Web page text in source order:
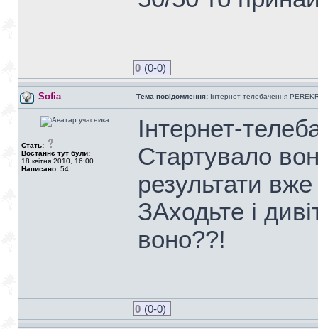
0 (0-0)
Sofia Тема повідомлення: Інтернет-телебачення
Стать:
Востаннє тут були:
18 квітня 2010, 16:00
Написано: 54
Інтернет-
Стартувало
результати
ЗАходьте і
воно??!
0 (0-0)